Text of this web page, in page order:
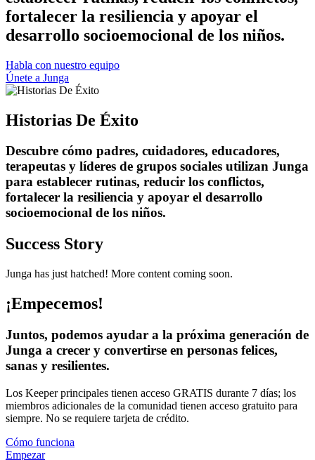
fortalecer la resiliencia y apoyar el
desarrollo socioemocional de los niños.
Habla con nuestro equipo
Únete a Junga
Historias De Éxito
Descubre cómo padres, cuidadores, educadores,
terapeutas y líderes de grupos sociales utilizan Junga
para establecer rutinas, reducir los conflictos,
fortalecer la resiliencia y apoyar el desarrollo
socioemocional de los niños.
Success Story
Junga has just hatched! More content coming soon.
¡Empecemos!
Juntos, podemos ayudar a la próxima generación de
Junga a crecer y convertirse en personas felices,
sanas y resilientes.
Los Keeper principales tienen acceso GRATIS durante 7 días; los
miembros adicionales de la comunidad tienen acceso gratuito para
siempre. No se requiere tarjeta de crédito.
Cómo funciona
Empezar